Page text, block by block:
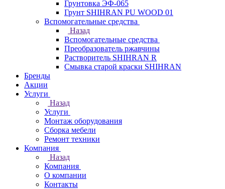
Грунтовка ЭФ-065
Грунт SHIHRAN PU WOOD 01
Вспомогательные средства
Назад
Вспомогательные средства
Преобразователь ржавчины
Растворитель SHIHRAN R
Смывка старой краски SHIHRAN
Бренды
Акции
Услуги
Назад
Услуги
Монтаж оборудования
Сборка мебели
Ремонт техники
Компания
Назад
Компания
О компании
Контакты